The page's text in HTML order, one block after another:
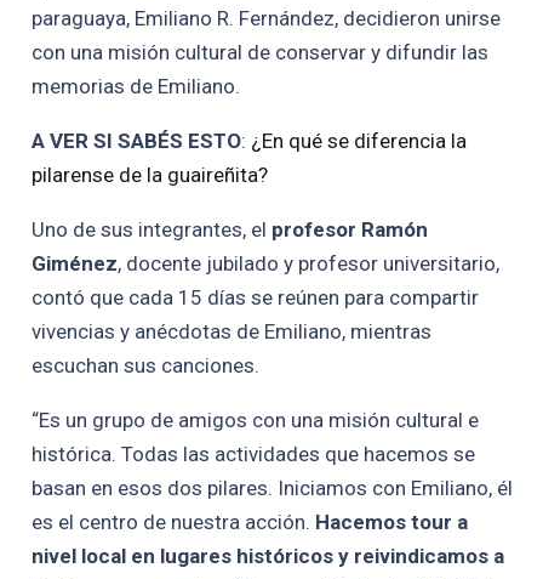
paraguaya, Emiliano R. Fernández, decidieron unirse
con una misión cultural de conservar y difundir las
memorias de Emiliano.
A VER SI SABÉS ESTO: ¿En qué se diferencia la
pilarense de la guaireñita?
Uno de sus integrantes, el profesor Ramón
Giménez, docente jubilado y profesor universitario,
contó que cada 15 días se reúnen para compartir
vivencias y anécdotas de Emiliano, mientras
escuchan sus canciones.
“Es un grupo de amigos con una misión cultural e
histórica. Todas las actividades que hacemos se
basan en esos dos pilares. Iniciamos con Emiliano, él
es el centro de nuestra acción. Hacemos tour a
nivel local en lugares históricos y reivindicamos a